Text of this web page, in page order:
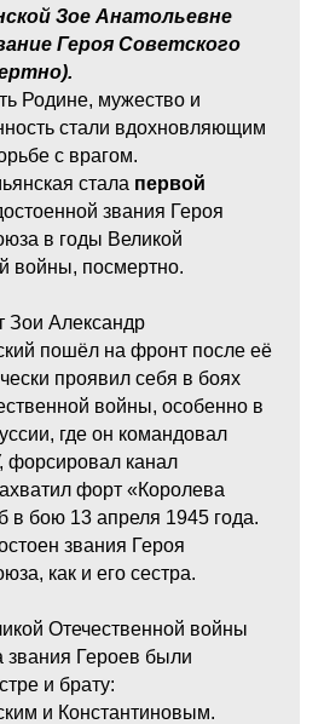
Зое Анатольевне
Героя Советского
Родине, мужество и
стали вдохновляющим
с врагом.
стала первой
звания Героя
в годы Великой
войны, посмертно.
Зои Александр
пошёл на фронт после её
проявил себя в боях
войны, особенно в
где он командовал
форсировал канал
форт «Королева
в бою 13 апреля 1945 года.
звания Героя
как и его сестра.
Отечественной войны
звания Героев были
и брату:
и Константиновым.